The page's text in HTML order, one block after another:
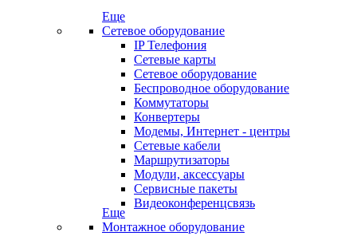
Еще
Сетевое оборудование
IP Телефония
Сетевые карты
Сетевое оборудование
Беспроводное оборудование
Коммутаторы
Конвертеры
Модемы, Интернет - центры
Сетевые кабели
Маршрутизаторы
Модули, аксессуары
Сервисные пакеты
Видеоконференцсвязь
Еще
Монтажное оборудование